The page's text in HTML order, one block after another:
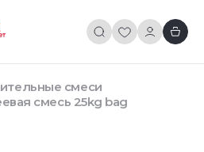
смеси
смесь 25kg bag